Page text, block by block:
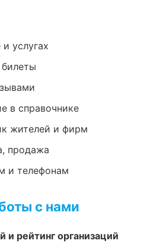
услугах
в справочнике
жителей и фирм
продажа
и телефонам
с нами
и рейтинг организаций